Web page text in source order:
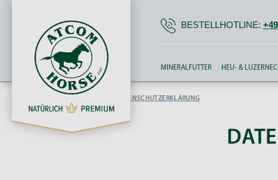
BESTELLHOTLINE:
MINERALFUTTER HEU- &
DATENSCHUTZERKLÄRUNG